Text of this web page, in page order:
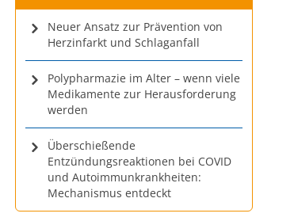
Neuer Ansatz zur Prävention von
Herzinfarkt und Schlaganfall
Polypharmazie im Alter – wenn viele
Medikamente zur Herausforderung
werden
Überschießende
Entzündungsreaktionen bei COVID
und Autoimmunkrankheiten:
Mechanismus entdeckt